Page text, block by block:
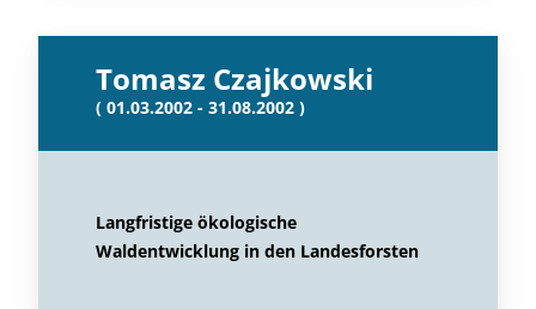
Tomasz Czajkowski
( 01.03.2002 - 31.08.2002 )
Langfristige ökologische
Waldentwicklung in den Landesforsten